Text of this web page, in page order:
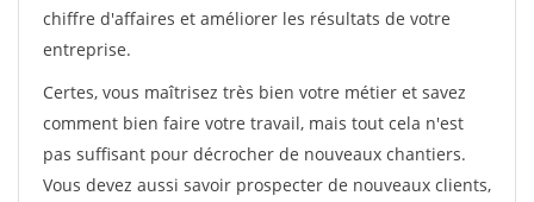
chiffre d'affaires et améliorer les résultats de votre
entreprise.
Certes, vous maîtrisez très bien votre métier et savez
comment bien faire votre travail, mais tout cela n'est
pas suffisant pour décrocher de nouveaux chantiers.
Vous devez aussi savoir prospecter de nouveaux clients,